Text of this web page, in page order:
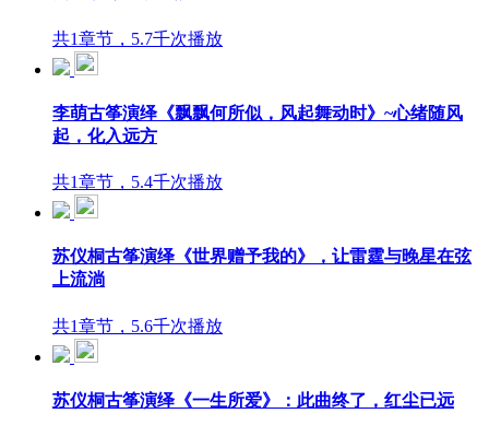
共1章节，5.7千次播放
李萌古筝演绎《飘飘何所似，风起舞动时》~心绪随风
起，化入远方
共1章节，5.4千次播放
苏仪桐古筝演绎《世界赠予我的》，让雷霆与晚星在弦
上流淌
共1章节，5.6千次播放
苏仪桐古筝演绎《一生所爱》：此曲终了，红尘已远